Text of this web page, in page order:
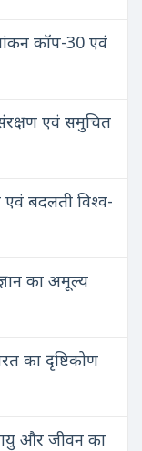
कॉप-30 एवं
एवं समुचित
एवं बदलती विश्व-
का अमूल्य
का दृष्टिकोण
और जीवन का